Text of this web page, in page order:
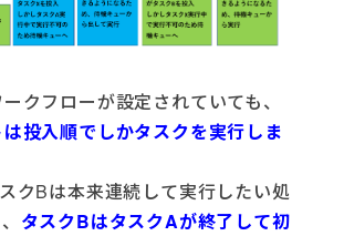
クフローが設定されていても、
投入順でしかタスクを実行しま
クBは本来連続して実行したい処
タスクBはタスクAが終了して初